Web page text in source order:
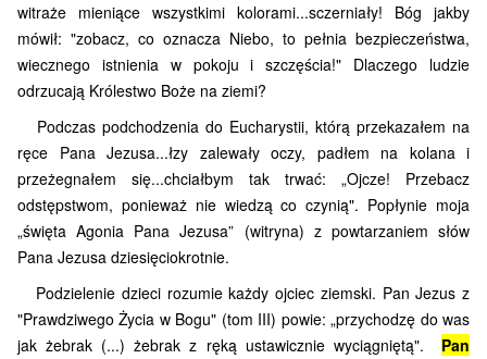
witraże mieniące wszystkimi kolorami...sczerniały! Bóg jakby
mówił: "zobacz, co oznacza Niebo, to pełnia bezpieczeństwa,
wiecznego istnienia w pokoju i szczęścia!" Dlaczego ludzie
odrzucają Królestwo Boże na ziemi?
Podczas podchodzenia do Eucharystii, którą przekazałem na
ręce Pana Jezusa...łzy zalewały oczy, padłem na kolana i
przeżegnałem się...chciałbym tak trwać: „Ojcze! Przebacz
odstępstwom, ponieważ nie wiedzą co czynią". Popłynie moja
„święta Agonia Pana Jezusa” (witryna) z powtarzaniem słów
Pana Jezusa dziesięciokrotnie.
Podzielenie dzieci rozumie każdy ojciec ziemski. Pan Jezus z
"Prawdziwego Życia w Bogu" (tom III) powie: „przychodzę do was
jak żebrak (...) żebrak z ręką ustawicznie wyciągniętą". Pan